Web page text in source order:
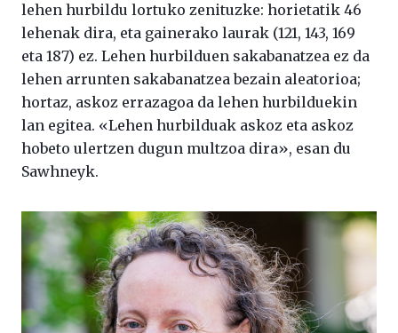
lehen hurbildu lortuko zenituzke: horietatik 46
lehenak dira, eta gainerako laurak (121, 143, 169
eta 187) ez. Lehen hurbilduen sakabanatzea ez da
lehen arrunten sakabanatzea bezain aleatorioa;
hortaz, askoz errazagoa da lehen hurbilduekin
lan egitea. «Lehen hurbilduak askoz eta askoz
hobeto ulertzen dugun multzoa dira», esan du
Sawhneyk.